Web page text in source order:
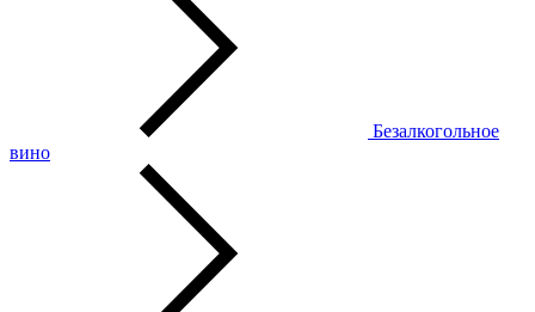
Безалкогольное
вино